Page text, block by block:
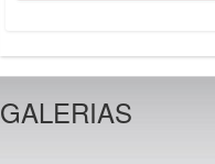
GALERIAS